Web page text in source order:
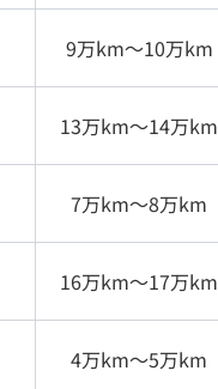
9万km〜10万km
13万km〜14万km
7万km〜8万km
16万km〜17万km
4万km〜5万km